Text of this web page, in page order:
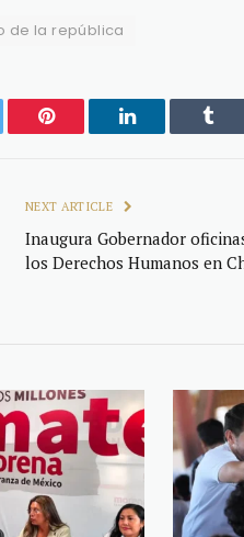
de la república
Pinterest LinkedIn
NEXT ARTICLE
Inaugura Gobernador
los Derechos Humanos en